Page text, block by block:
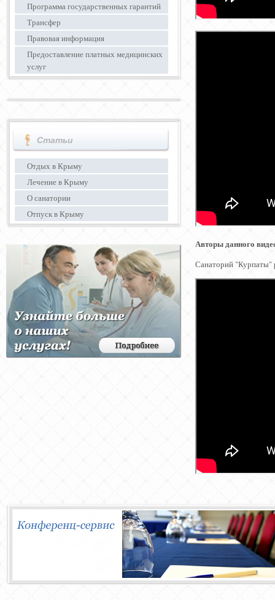
Авторы данного
Санаторий "Курпаты"
Программа государственных гарантий
Трансфер
Правовая информация
Предоставление платных медицинских
услуг
Статьи
Отдых в Крыму
Лечение в Крыму
О санатории
Отпуск в Крыму